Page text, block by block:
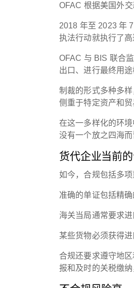
OFAC 根据美国外
2018 年至 2023 年
执法行动就执行了高
OFAC 与 BIS 联合
出口、进行最终用
制裁的形式多种多
侧重于特定资产和贸
在这一多样化的环
没有一个放之四海
货代企业当前
如今，合规包括多项
准确的单证包括精
海关当局通常要求
某些货物必须获得
合规还要求遵守地
报和及时的关税缴